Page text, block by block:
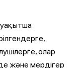
олар
және мердігер